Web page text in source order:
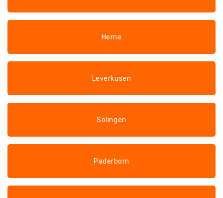
Herne
Leverkusen
Solingen
Paderborn